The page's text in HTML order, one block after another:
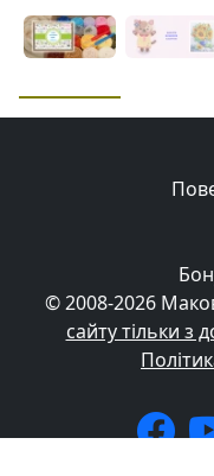
© 2008-2026
сайту тільки з